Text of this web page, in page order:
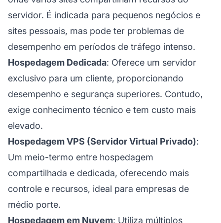
servidor. É indicada para pequenos negócios e
sites pessoais, mas pode ter problemas de
desempenho em períodos de tráfego intenso.
Hospedagem Dedicada: Oferece um servidor
exclusivo para um cliente, proporcionando
desempenho e segurança superiores. Contudo,
exige conhecimento técnico e tem custo mais
elevado.
Hospedagem VPS (Servidor Virtual Privado):
Um meio-termo entre hospedagem
compartilhada e dedicada, oferecendo mais
controle e recursos, ideal para empresas de
médio porte.
Hospedagem em Nuvem: Utiliza múltiplos